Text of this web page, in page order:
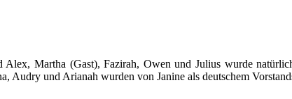
Alex, Martha (Gast), Fazirah, Owen und Julius wurde
Audry und Arianah wurden von Janine als deutschem